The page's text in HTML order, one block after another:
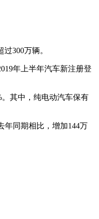
300万辆。
年上半年汽车新注册登
。其中，纯电动汽车保有
年同期相比，增加144万